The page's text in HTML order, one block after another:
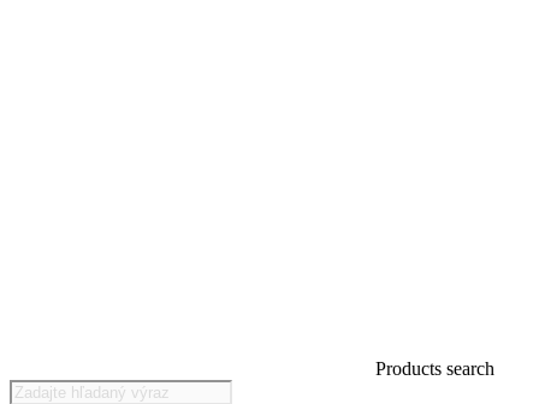
Products search